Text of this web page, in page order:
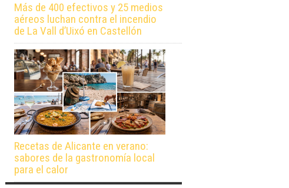
Más de 400 efectivos y 25 medios
aéreos luchan contra el incendio
de La Vall d’Uixó en Castellón
Recetas de Alicante en verano:
sabores de la gastronomía local
para el calor